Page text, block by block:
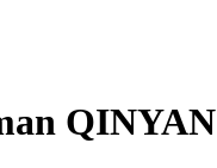
QINYAN